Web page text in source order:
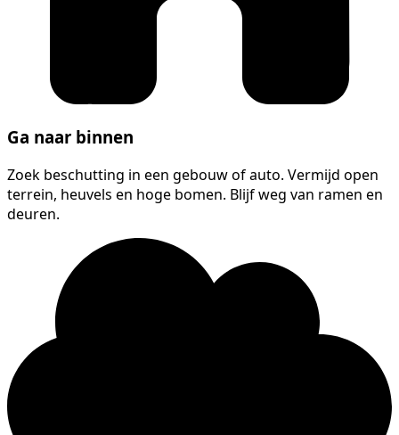
Ga naar binnen
Zoek beschutting in een gebouw of auto. Vermijd open
terrein, heuvels en hoge bomen. Blijf weg van ramen en
deuren.